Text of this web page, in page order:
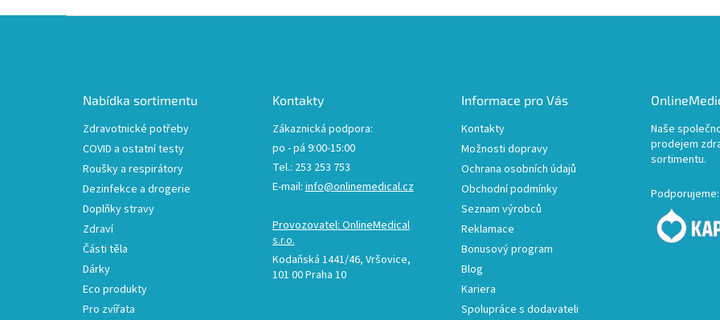
Nabídka sortimentu
Zdravotnické potřeby
COVID a ostatní testy
Roušky a respirátory
Dezinfekce a drogerie
Doplňky stravy
Zdraví
Části těla
Dárky
Eco produkty
Pro zvířata
Kontakty
Zákaznická podpora:
po - pá 9:00-15:00
Tel.: 253 253 753
E-mail: info@onlinemedical.cz
Provozovatel: OnlineMedical
s.r.o.
Kodaňská 1441/46, Vršovice,
101 00 Praha 10
Informace pro Vás
Kontakty
Možnosti dopravy
Ochrana osobních údajů
Obchodní podmínky
Seznam výrobců
Reklamace
Bonusový program
Blog
Kariera
Spolupráce s dodavateli
Naše
prodejem
sortimentu.
Podporujeme: